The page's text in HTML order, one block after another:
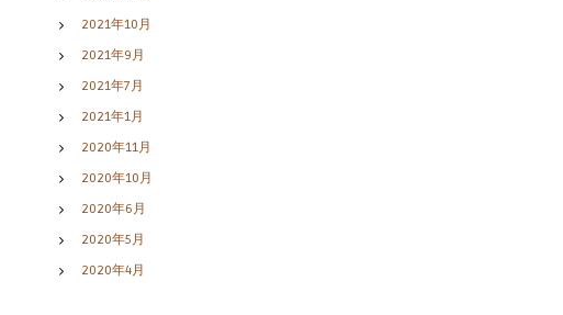
2021年10月
2021年9月
2021年7月
2021年1月
2020年11月
2020年10月
2020年6月
2020年5月
2020年4月